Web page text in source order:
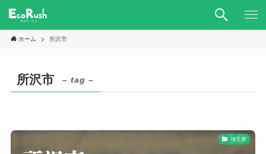
ホーム 所沢市
所沢市 – tag –
埼玉県